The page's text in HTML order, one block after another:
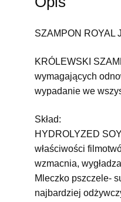
SZAMPON ROYAL
KRÓLEWSKI
wymagających
wypadanie we
Skład:
HYDROLYZED
właściwości
wzmacnia,
Mleczko pszczele-
najbardziej